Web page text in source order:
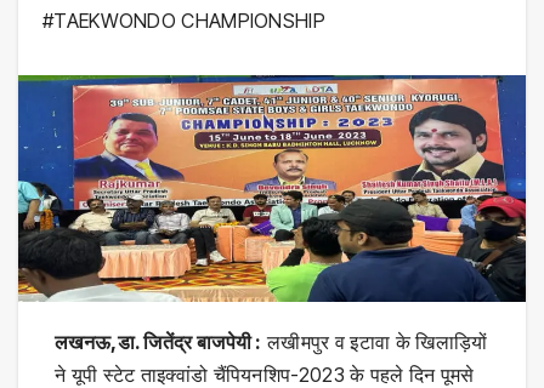
#TAEKWONDO CHAMPIONSHIP
लखनऊ,डा. जितेंद्र बाजपेयी : लखीमपुर व इटावा के खिलाड़ियों
ने यूपी स्टेट ताइक्वांडो चैंपियनशिप-2023 के पहले दिन पूमसे